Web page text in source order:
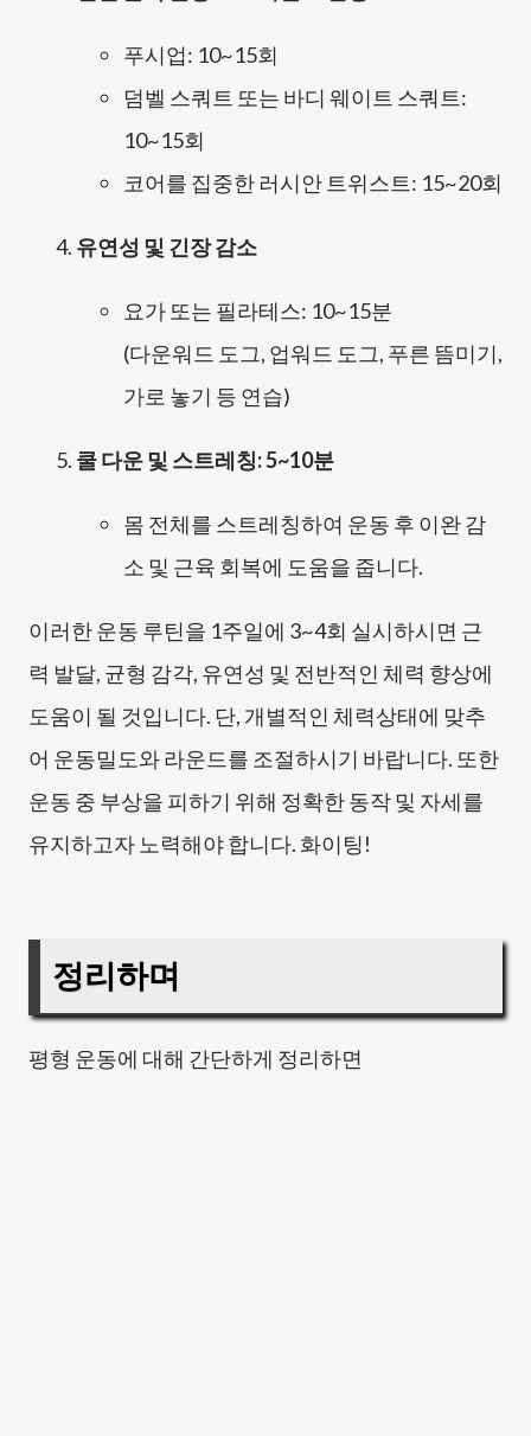
푸시업: 10~15회
덤벨 스쿼트 또는 바디 웨이트 스쿼트:
10~15회
코어를 집중한 러시안 트위스트: 15~20회
유연성 및 긴장 감소
요가 또는 필라테스: 10~15분
(다운워드 도그, 업워드 도그, 푸른 뜸미기,
가로 놓기 등 연습)
쿨 다운 및 스트레칭:5~10분
몸 전체를 스트레칭하여 운동 후 이완 감
소 및 근육 회복에 도움을 줍니다.
이러한 운동 루틴을 1주일에 3~4회 실시하시면 근
력 발달, 균형 감각, 유연성 및 전반적인 체력 향상에
도움이 될 것입니다. 단, 개별적인 체력상태에 맞추
어 운동밀도와 라운드를 조절하시기 바랍니다. 또한
운동 중 부상을 피하기 위해 정확한 동작 및 자세를
유지하고자 노력해야 합니다. 화이팅!
정리하며
평형 운동에 대해 간단하게 정리하면